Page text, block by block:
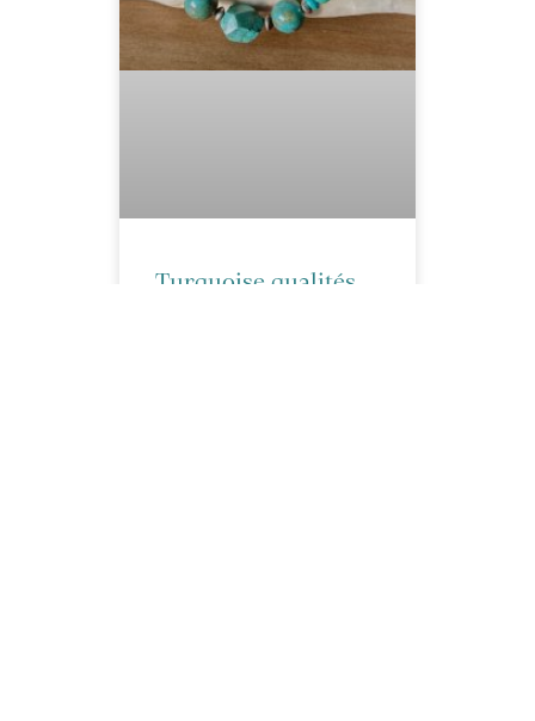
Turquoise qualités